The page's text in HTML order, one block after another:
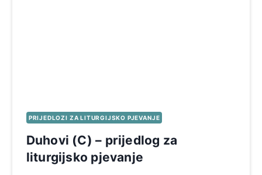
PRIJEDLOZI ZA LITURGIJSKO PJEVANJE
Duhovi (C) – prijedlog za
liturgijsko pjevanje